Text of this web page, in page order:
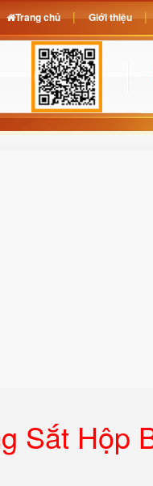
Sắt Hộp
Trang chủ Giới thiệu